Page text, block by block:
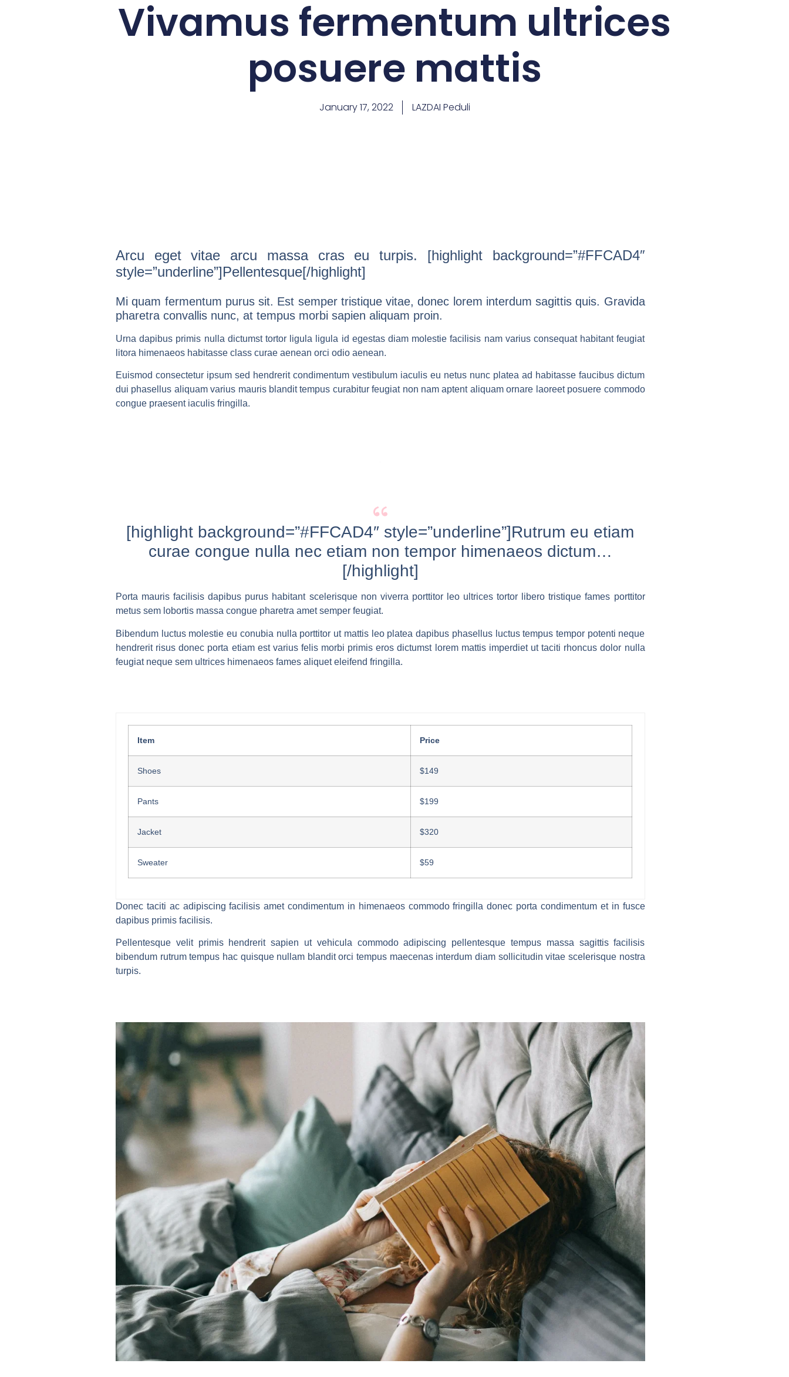
Vivamus fermentum ultrices
posuere mattis
January 17, 2022 LAZDAI Peduli
Arcu eget vitae arcu massa cras eu turpis. [highlight background=”#FFCAD4″
style=”underline”]Pellentesque[/highlight]
Mi quam fermentum purus sit. Est semper tristique vitae, donec lorem interdum sagittis quis. Gravida
pharetra convallis nunc, at tempus morbi sapien aliquam proin.
Urna dapibus primis nulla dictumst tortor ligula ligula id egestas diam molestie facilisis nam varius consequat habitant feugiat
litora himenaeos habitasse class curae aenean orci odio aenean.
Euismod consectetur ipsum sed hendrerit condimentum vestibulum iaculis eu netus nunc platea ad habitasse faucibus dictum
dui phasellus aliquam varius mauris blandit tempus curabitur feugiat non nam aptent aliquam ornare laoreet posuere commodo
congue praesent iaculis fringilla.
[highlight background=”#FFCAD4″ style=”underline”]Rutrum eu etiam
curae congue nulla nec etiam non tempor himenaeos dictum…
[/highlight]
Porta mauris facilisis dapibus purus habitant scelerisque non viverra porttitor leo ultrices tortor libero tristique fames porttitor
metus sem lobortis massa congue pharetra amet semper feugiat.
Bibendum luctus molestie eu conubia nulla porttitor ut mattis leo platea dapibus phasellus luctus tempus tempor potenti neque
hendrerit risus donec porta etiam est varius felis morbi primis eros dictumst lorem mattis imperdiet ut taciti rhoncus dolor nulla
feugiat neque sem ultrices himenaeos fames aliquet eleifend fringilla.
Item Price
Shoes $149
Pants $199
Jacket $320
Sweater $59
Donec taciti ac adipiscing facilisis amet condimentum in himenaeos commodo fringilla donec porta condimentum et in fusce
dapibus primis facilisis.
Pellentesque velit primis hendrerit sapien ut vehicula commodo adipiscing pellentesque tempus massa sagittis facilisis
bibendum rutrum tempus hac quisque nullam blandit orci tempus maecenas interdum diam sollicitudin vitae scelerisque nostra
turpis.